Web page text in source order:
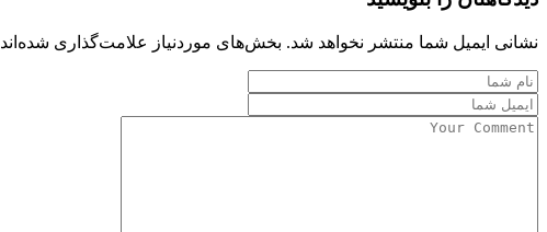
نشانی ایمیل شما منتشر نخواهد شد. بخش‌های موردنیاز علامت‌گذاری شده‌اند